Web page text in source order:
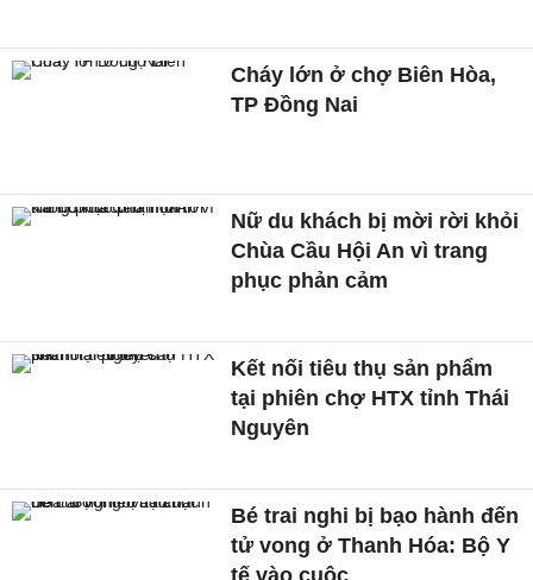
Cháy lớn ở chợ Biên Hòa,
TP Đồng Nai
Nữ du khách bị mời rời khỏi
Chùa Cầu Hội An vì trang
phục phản cảm
Kết nối tiêu thụ sản phẩm
tại phiên chợ HTX tỉnh Thái
Nguyên
Bé trai nghi bị bạo hành đến
tử vong ở Thanh Hóa: Bộ Y
tế vào cuộc